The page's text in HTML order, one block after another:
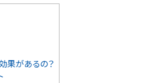
果があるの？